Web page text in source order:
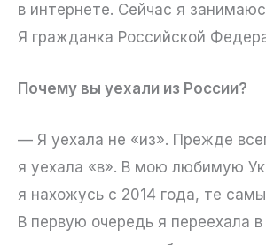
в интернете. Сейчас я
Я гражданка Российской
Почему вы уехали из России?
— Я уехала не «из». Прежде
я уехала «в». В мою любимую
я нахожусь с 2014 года, те
В первую очередь я переехала в